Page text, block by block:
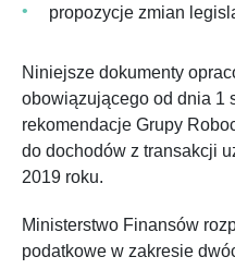
propozycje zmian
Niniejsze dokumenty
obowiązującego od dnia 1
rekomendacje Grupy
do dochodów z transakcji
2019 roku.
Ministerstwo Finansów
podatkowe w zakresie